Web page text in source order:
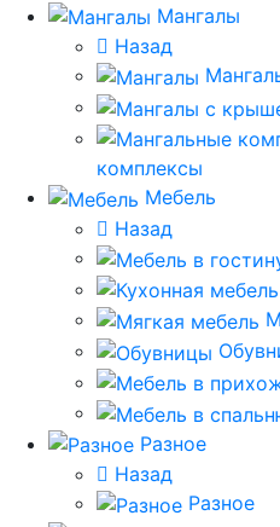
Мангалы
Назад
комплексы
Мебель
Назад
Разное
Назад
Разное